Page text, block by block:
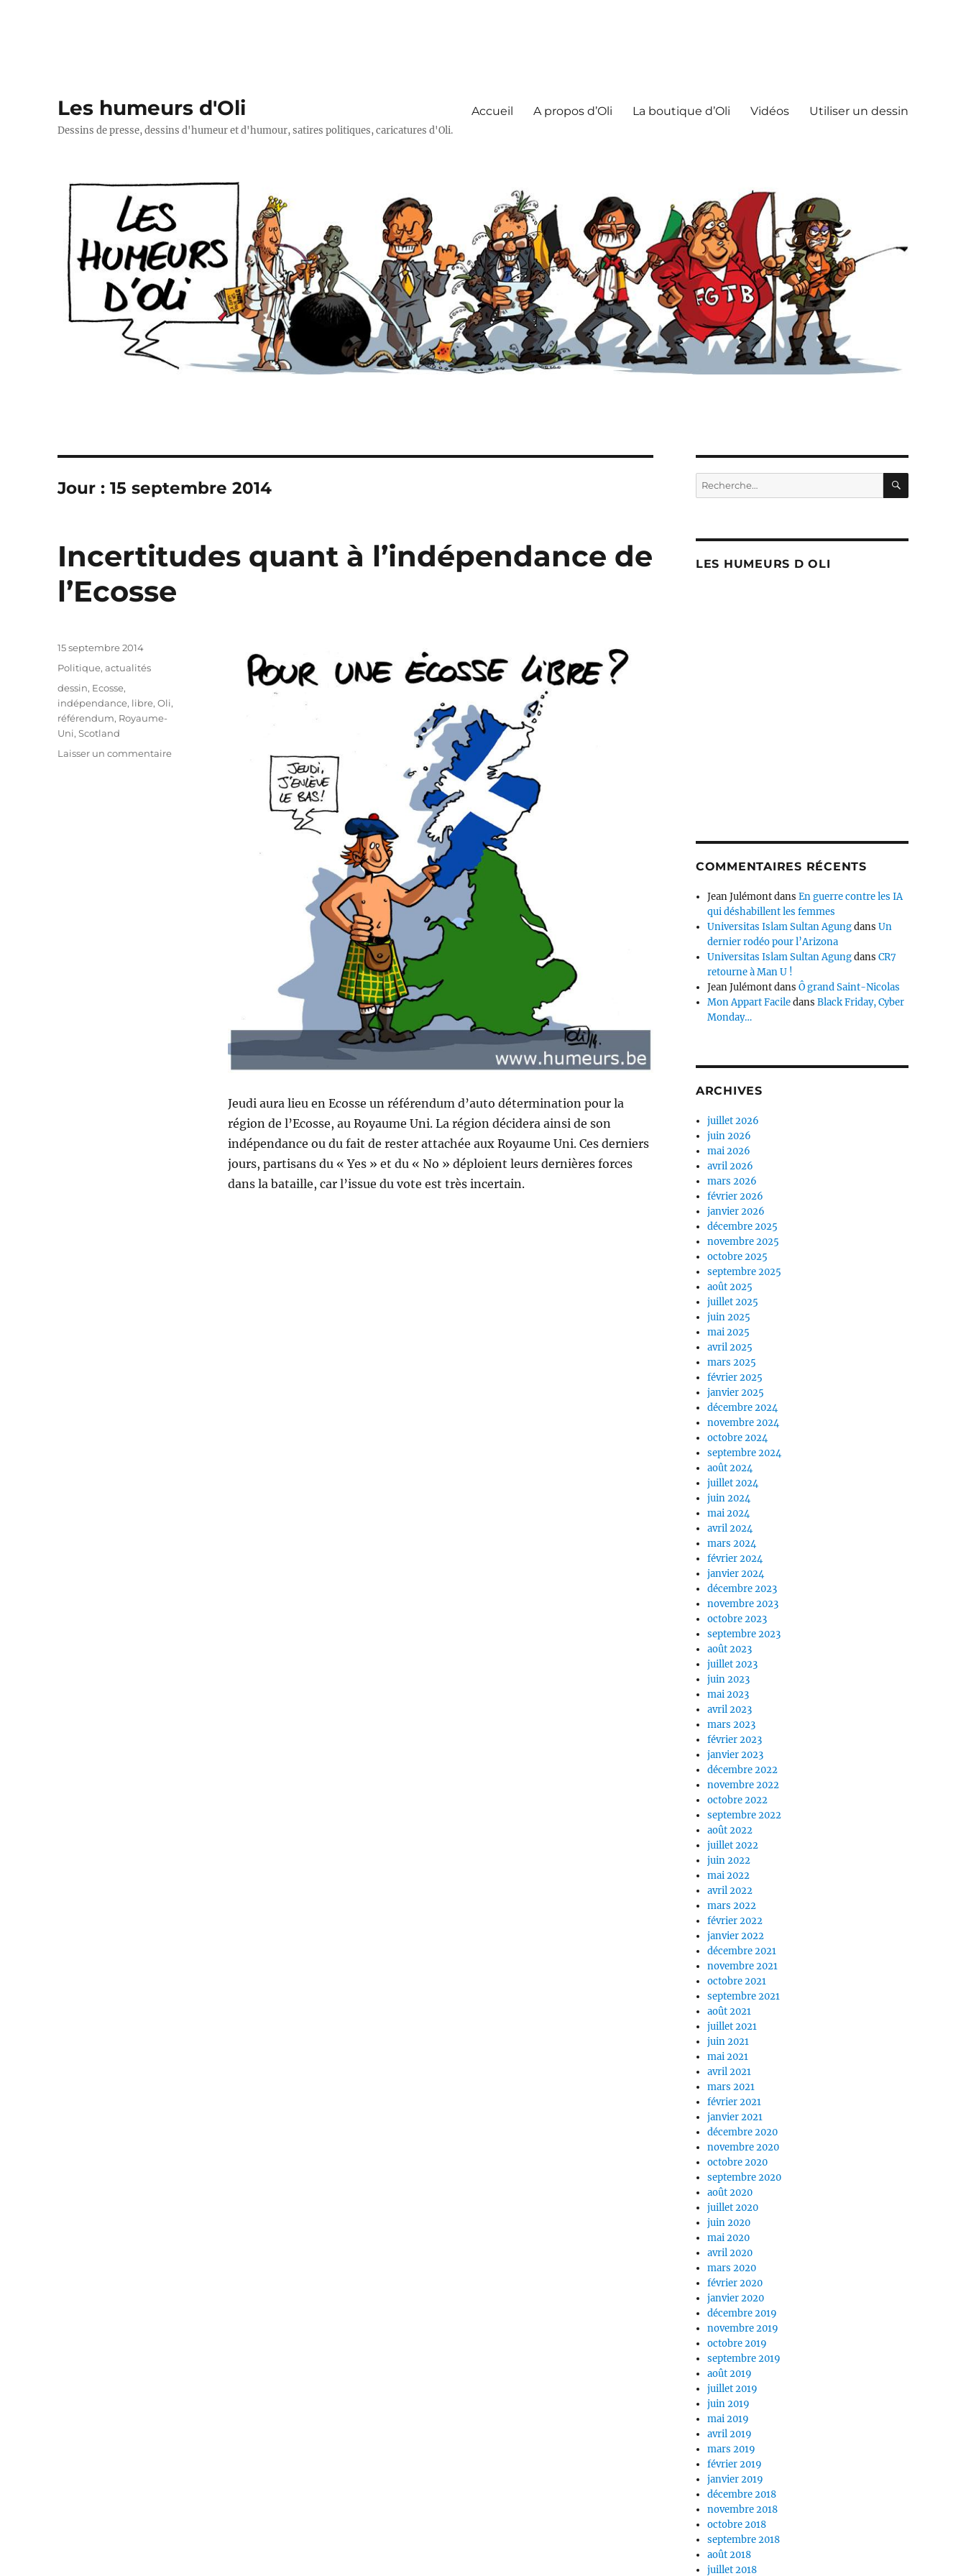
Les humeurs d'Oli
Dessins de presse, dessins d'humeur et d'humour, satires politiques, caricatures d'Oli.
Accueil A propos d’Oli La boutique d’Oli Vidéos Utiliser un dessin
Jour :15 septembre 2014
Incertitudes quant à l’indépendance de
l’Ecosse
Jeudi aura lieu en Ecosse un référendum d’auto détermination pour la
région de l’Ecosse, au Royaume Uni. La région décidera ainsi de son
indépendance ou du fait de rester attachée aux Royaume Uni. Ces derniers
jours, partisans du « Yes » et du « No » déploient leurs dernières forces
dans la bataille, car l’issue du vote est très incertain.
Publié
15 septembre 2014
Catégories
Politique, actualités
Étiquettes
dessin, Ecosse,
indépendance, libre,Oli,
référendum, Royaume-
Uni,Scotland
Laisser un commentairesur
Recherche
pour :
LES HUMEURS D OLI
COMMENTAIRES RÉCENTS
Jean JulémontdansEn guerre contre les IA
qui déshabillent les femmes
Universitas Islam Sultan AgungdansUn
dernier rodéo pour l’Arizona
Universitas Islam Sultan AgungdansCR7
retourne à Man U !
Jean JulémontdansÔ grand Saint-Nicolas
Mon Appart FaciledansBlack Friday, Cyber
Monday…
ARCHIVES
juillet 2026
juin 2026
mai 2026
avril 2026
mars 2026
février 2026
janvier 2026
décembre 2025
novembre 2025
octobre 2025
septembre 2025
août 2025
juillet 2025
juin 2025
mai 2025
avril 2025
mars 2025
février 2025
janvier 2025
décembre 2024
novembre 2024
octobre 2024
septembre 2024
août 2024
juillet 2024
juin 2024
mai 2024
avril 2024
mars 2024
février 2024
janvier 2024
décembre 2023
novembre 2023
octobre 2023
septembre 2023
août 2023
juillet 2023
juin 2023
mai 2023
avril 2023
mars 2023
février 2023
janvier 2023
décembre 2022
novembre 2022
octobre 2022
septembre 2022
août 2022
juillet 2022
juin 2022
mai 2022
avril 2022
mars 2022
février 2022
janvier 2022
décembre 2021
novembre 2021
octobre 2021
septembre 2021
août 2021
juillet 2021
juin 2021
mai 2021
avril 2021
mars 2021
février 2021
janvier 2021
décembre 2020
novembre 2020
octobre 2020
septembre 2020
août 2020
juillet 2020
juin 2020
mai 2020
avril 2020
mars 2020
février 2020
janvier 2020
décembre 2019
novembre 2019
octobre 2019
septembre 2019
août 2019
juillet 2019
juin 2019
mai 2019
avril 2019
mars 2019
février 2019
janvier 2019
décembre 2018
novembre 2018
octobre 2018
septembre 2018
août 2018
juillet 2018